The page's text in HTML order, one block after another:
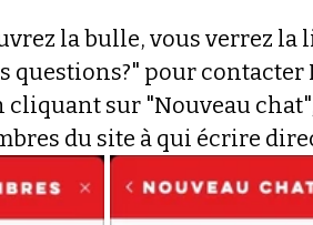
la bulle, vous verrez la
questions?" pour
cliquant sur "Nouveau
du site à qui écrire